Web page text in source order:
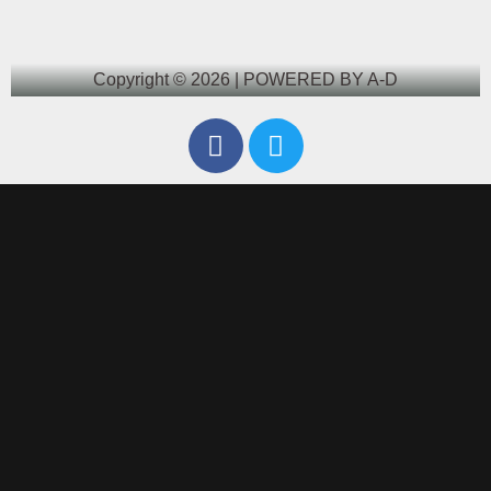
Copyright © 2026 | POWERED BY A-D